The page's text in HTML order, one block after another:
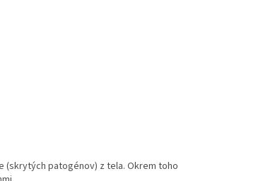
(skrytých patogénov) z tela. Okrem toho